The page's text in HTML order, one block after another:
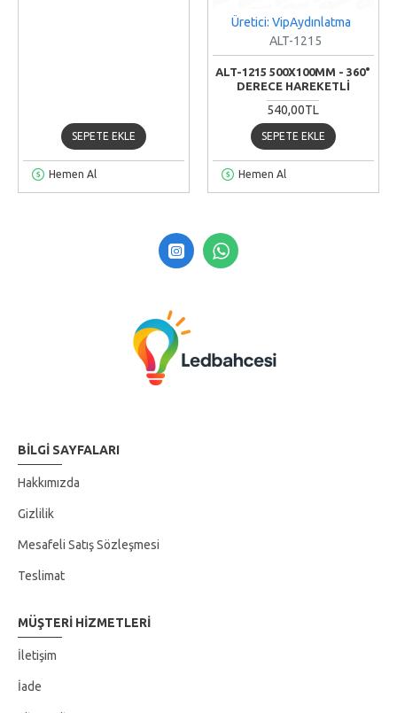
SEPETE EKLE
Hemen Al
Üretici: VipAydınlatma
ALT-1215
ALT-1215 500X100MM - 360°
DERECE HAREKETLI
540,00TL
SEPETE EKLE
Hemen Al
BILGI SAYFALARI
Hakkımızda
Gizlilik
Mesafeli Satış Sözleşmesi
Teslimat
MÜŞTERI HIZMETLERI
İletişim
İade